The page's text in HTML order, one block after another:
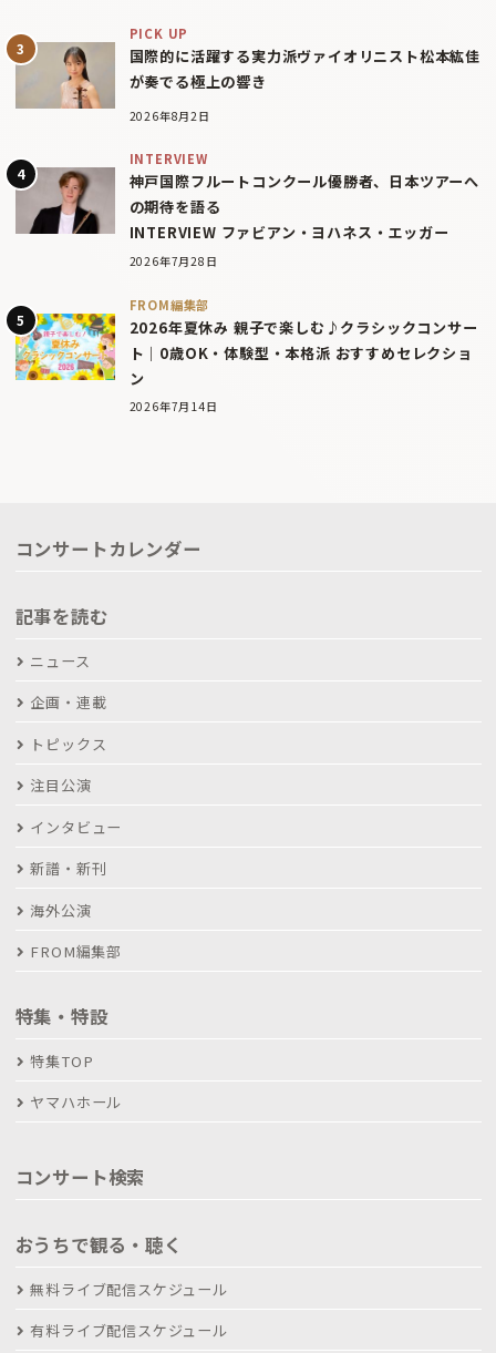
PICK UP
国際的に活躍する実力派ヴァイオリニスト松本紘佳
が奏でる極上の響き
2026年8月2日
INTERVIEW
神戸国際フルートコンクール優勝者、日本ツアーへ
の期待を語る
INTERVIEW ファビアン・ヨハネス・エッガー
2026年7月28日
FROM編集部
2026年夏休み 親子で楽しむ♪クラシックコンサー
ト｜0歳OK・体験型・本格派 おすすめセレクショ
ン
2026年7月14日
コンサートカレンダー
記事を読む
ニュース
企画・連載
トピックス
注目公演
インタビュー
新譜・新刊
海外公演
FROM編集部
特集・特設
特集TOP
ヤマハホール
コンサート検索
おうちで観る・聴く
無料ライブ配信スケジュール
有料ライブ配信スケジュール